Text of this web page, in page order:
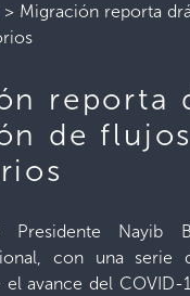
> Migración reporta
reporta
de flujos
Nayib
con una serie
avance del COVID-